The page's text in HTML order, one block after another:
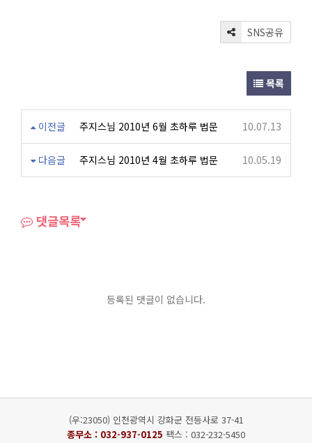
SNS공유
목록
이전글 주지스님 2010년 6월 초하루 법문 10.07.13
다음글 주지스님 2010년 4월 초하루 법문 10.05.19
댓글목록
등록된 댓글이 없습니다.
(우:23050) 인천광역시 강화군 전등사로 37-41
종무소 : 032-937-0125 팩스 : 032-232-5450